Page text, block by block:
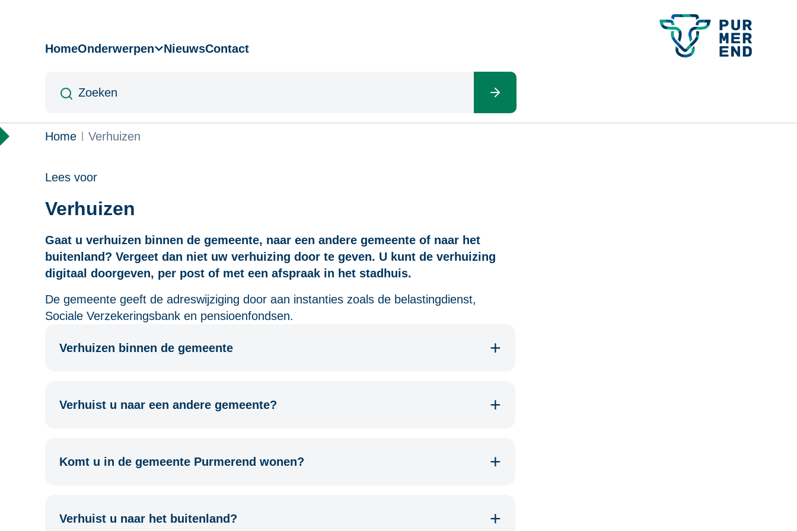
Hoofdnavigatie
HomeOnderwerpen NieuwsContact
Kruimelpad
Home Verhuizen
Lees voor
Verhuizen
Gaat u verhuizen binnen de gemeente, naar een andere gemeente of naar het
buitenland? Vergeet dan niet uw verhuizing door te geven. U kunt de verhuizing
digitaal doorgeven, per post of met een afspraak in het stadhuis.
De gemeente geeft de adreswijziging door aan instanties zoals de belastingdienst,
Sociale Verzekeringsbank en pensioenfondsen.
Verhuizen binnen de gemeente
Verhuist u naar een andere gemeente?
Komt u in de gemeente Purmerend wonen?
Verhuist u naar het buitenland?